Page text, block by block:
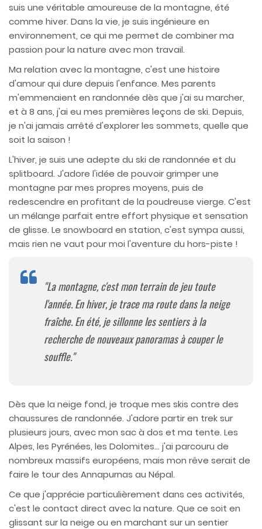
suis une véritable amoureuse de la montagne, été
comme hiver. Dans la vie, je suis ingénieure en
environnement, ce qui me permet de combiner ma
passion pour la nature avec mon travail.
Ma relation avec la montagne, c'est une histoire
d'amour qui dure depuis l'enfance. Mes parents
m'emmenaient en randonnée dès que j'ai su marcher,
et à 8 ans, j'ai eu mes premières leçons de ski. Depuis,
je n'ai jamais arrêté d'explorer les sommets, quelle que
soit la saison !
L'hiver, je suis une adepte du ski de randonnée et du
splitboard. J'adore l'idée de pouvoir grimper une
montagne par mes propres moyens, puis de
redescendre en profitant de la poudreuse vierge. C'est
un mélange parfait entre effort physique et sensation
de glisse. Le snowboard en station, c'est sympa aussi,
mais rien ne vaut pour moi l'aventure du hors-piste !
"La montagne, c'est mon terrain de jeu toute
l'année. En hiver, je trace ma route dans la neige
fraîche. En été, je sillonne les sentiers à la
recherche de nouveaux panoramas à couper le
souffle."
Dès que la neige fond, je troque mes skis contre des
chaussures de randonnée. J'adore partir en trek sur
plusieurs jours, avec mon sac à dos et ma tente. Les
Alpes, les Pyrénées, les Dolomites... j'ai parcouru de
nombreux massifs européens, mais mon rêve serait de
faire le tour des Annapurnas au Népal.
Ce que j'apprécie particulièrement dans ces activités,
c'est le contact direct avec la nature. Que ce soit en
glissant sur la neige ou en marchant sur un sentier